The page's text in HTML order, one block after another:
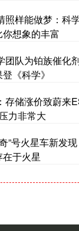
照样能做梦：科
想象的丰富
团队为铂族催化
《科学》
存储涨价致蔚来
力非常大
”号火星车新发
于火星